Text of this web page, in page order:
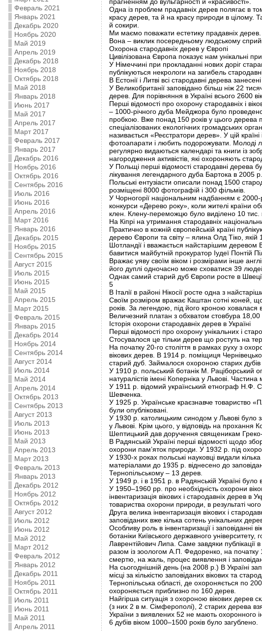
Февраль 2021
Январь 2021
Декабрь 2020
Ноябрь 2020
Май 2019
Апрель 2019
Декабрь 2018
Ноябрь 2018
Октябрь 2018
Май 2018
Январь 2018
Июнь 2017
Май 2017
Апрель 2017
Март 2017
Февраль 2017
Январь 2017
Декабрь 2016
Ноябрь 2016
Октябрь 2016
Сентябрь 2016
Июль 2016
Июнь 2016
Апрель 2016
Март 2016
Январь 2016
Декабрь 2015
Ноябрь 2015
Сентябрь 2015
Август 2015
Июль 2015
Июнь 2015
Май 2015
Апрель 2015
Март 2015
Февраль 2015
Январь 2015
Декабрь 2014
Ноябрь 2014
Сентябрь 2014
Август 2014
Июль 2014
Май 2014
Апрель 2014
Октябрь 2013
Сентябрь 2013
Август 2013
Июль 2013
Июнь 2013
Май 2013
Апрель 2013
Март 2013
Февраль 2013
Январь 2013
Декабрь 2012
Ноябрь 2012
Октябрь 2012
Август 2012
Июль 2012
Июнь 2012
Май 2012
Март 2012
Февраль 2012
Январь 2012
Декабрь 2011
Ноябрь 2011
Октябрь 2011
Июль 2011
Июнь 2011
Май 2011
Апрель 2011
Одна із проблем прадавніх дерев полягає в
красу дерев, та й на красу природи в цілому.
й сокири.
Ми маємо поважати естетику прадавніх
Вона – виклик посередньому людському
Охорона стародавніх дерев у Європі
Цивілізована Європа показує нам унікальні
У Німеччині при прокладанні нових доріг
публікуються некрологи на загибель
В Естонії і Литві всі стародавні дерева
У Великобританії заповідано більш ніж 22
дерев. Для порівняння в Україні всього 2600
Перші відомості про охорону стародавніх і
– 1000-річного дуба Мейджора було
пробкою. Вже понад 150 років у цього дерева
спеціалізованих екологічних громадських
називається «Реєстратори дерев». У цій
фотоапарати і любить подорожувати. Молоді
регулярно видаються календарі та книги із
нагородження активістів, які охороняють
У Польщі перші відомості стародавні дерева
лікування легендарного дуба Бартока в 2005
Польські ентузіасти описали понад 1500
розміщені 8000 фотографій і 300 фільмів.
У Чорногорії національним надбанням є
конкурси «Дерево року», коли жителі країни
клен. Клену-переможцю було виділено 10 тис.
На Кіпрі на утримання стародавніх
Практично в кожній європейській країні
дерево Європи та світу – ялина Олд Тіко, якій
Шотландії і вважається найстарішим деревом
бавитися майбутній прокуратор Іудеї Понтій
Вражає уяву своїм віком і розмірами інше
його дуплі одночасно може сховатися 39
Однак самий старий дуб Європи росте в
5
В Італії в районі Нікосії росте одна з
Своїм розміром вражає Каштан сотні коней, що
років. За легендою, під його кроною
Величезний платан з обхватом стовбура 18,00
Історія охорони стародавніх дерев в Україні
Перші відомості про охорону унікальних і
Стосувалося це тільки дерев що ростуть на
На початку 20-го століття в рамках руху з
вікових дерев. В 1914 р. поміщиця
старий дуб. Займалося охороною старих
У 1910 р. польський ботанік М. Раціборський
натуралістів імені Коперніка у Львові. Частина
У 1911 р. відомий український етнограф Н.Ф.
Шевченка.
У 1925 р. Українське краєзнавче товариство
були опубліковані.
У 1930 р. католицьким синодом у Львові було
у Львові. Крім цього, у відповідь на прохання
Шептицький дав доручення священикам
В Радянській Україні перші відомості щодо
охорони пам’яток природи. У 1932 р. під
У 1930-х роках польські науковці видали
матеріалами до 1935 р. віднесено до
Тернопільському – 13 дерев.
У 1949 р. і в 1951 р. в Радянській Україні
У 1950–1960 рр. про необхідність охорони
інвентаризація вікових і стародавніх дерев в
товариства охорони природи, в результаті
Друга велика інвентаризація вікових і
заповіданих вже кілька сотень унікальних
Особливу роль в інвентаризації і заповіданні
ботаніки Київського державного
Лаврентійович Липа. Саме завдяки публікації
разом із зоологом А.П. Федоренко, на початку
смертю, на жаль, процес виявлення і
На сьогоднішній день (на 2008 р.) В Україні
місці за кількістю заповіданих вікових та
Тернопільська області, де охороняється по
охороняється приблизно по 160 дерев.
Найгірша ситуація з охороною вікових дерев
(з них 2 в м. Сімферополі), 2 старих дерева
України з виявлених 52 не мають охоронного
6 дубів віком 1000–1500 років було загублено.